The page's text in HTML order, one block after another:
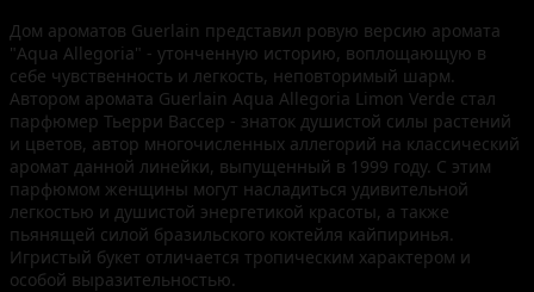
Дом ароматов Guerlain представил ровую версию аромата
"Aqua Allegoria" - утонченную историю, воплощающую в
себе чувственность и легкость, неповторимый шарм.
Автором аромата Guerlain Aqua Allegoria Limon Verde стал
парфюмер Тьерри Вассер - знаток душистой силы растений
и цветов, автор многочисленных аллегорий на классический
аромат данной линейки, выпущенный в 1999 году. С этим
парфюмом женщины могут насладиться удивительной
легкостью и душистой энергетикой красоты, а также
пьянящей силой бразильского коктейля кайпиринья.
Игристый букет отличается тропическим характером и
особой выразительностью.